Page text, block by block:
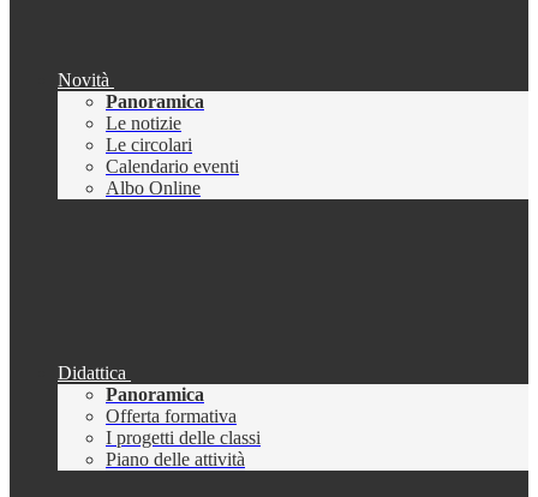
Novità
Panoramica
Le notizie
Le circolari
Calendario eventi
Albo Online
Didattica
Panoramica
Offerta formativa
I progetti delle classi
Piano delle attività